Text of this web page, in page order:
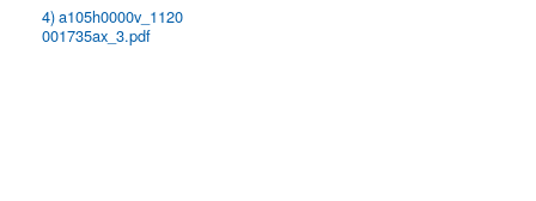
4) a105h0000v_1120
001735ax_3.pdf